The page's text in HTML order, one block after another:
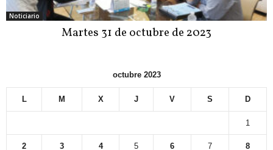
Noticiario
Martes 31 de octubre de 2023
octubre 2023
L M X J V S D
1
2 3 4 5 6 7 8